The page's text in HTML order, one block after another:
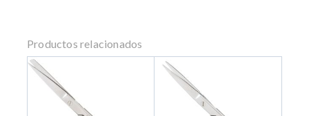
Productos relacionados